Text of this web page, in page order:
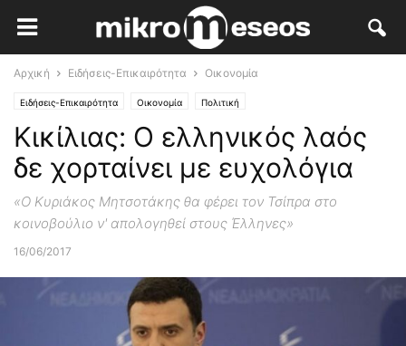
Αρχική Ειδήσεις-Επικαιρότητα Οικονομία
Ειδήσεις-Επικαιρότητα Οικονομία Πολιτική
Κικίλιας: Ο ελληνικός λαός
δε χορταίνει με ευχολόγια
«Ο Κυριάκος Μητσοτάκης θα φέρει τον Τσίπρα στο
κοινοβούλιο ν' απολογηθεί στους Έλληνες»
16/06/2017